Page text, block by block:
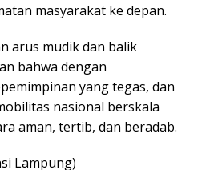
masyarakat ke depan.
arus mudik dan balik
bahwa dengan
yang tegas, dan
nasional berskala
aman, tertib, dan beradab.
Lampung)